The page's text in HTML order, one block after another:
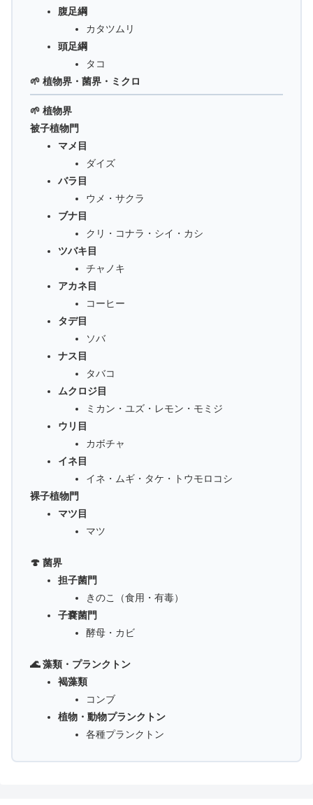
腹足綱
カタツムリ
頭足綱
タコ
🌱 植物界・菌界・ミクロ
🌱 植物界
被子植物門
マメ目
ダイズ
バラ目
ウメ・サクラ
ブナ目
クリ・コナラ・シイ・カシ
ツバキ目
チャノキ
アカネ目
コーヒー
タデ目
ソバ
ナス目
タバコ
ムクロジ目
ミカン・ユズ・レモン・モミジ
ウリ目
カボチャ
イネ目
イネ・ムギ・タケ・トウモロコシ
裸子植物門
マツ目
マツ
🍄 菌界
担子菌門
きのこ（食用・有毒）
子嚢菌門
酵母・カビ
🌊 藻類・プランクトン
褐藻類
コンブ
植物・動物プランクトン
各種プランクトン